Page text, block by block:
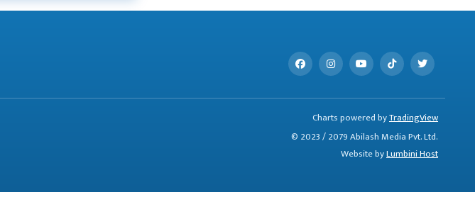
Charts powered byTradingView
© 2023 / 2079 Abilash Media Pvt. Ltd.
Website byLumbini Host